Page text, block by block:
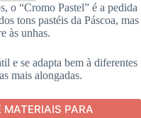
o “Cromo Pastel” é a pedida
tons pastéis da Páscoa, mas
às unhas.
e se adapta bem à diferentes
mais alongadas.
MATERIAIS PARA